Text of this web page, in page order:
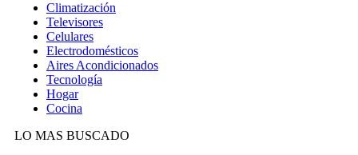
Climatización
Televisores
Celulares
Electrodomésticos
Aires Acondicionados
Tecnología
Hogar
Cocina
LO MAS BUSCADO